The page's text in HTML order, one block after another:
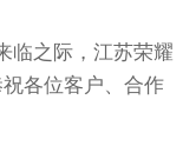
之际，江苏荣耀
各位客户、合作